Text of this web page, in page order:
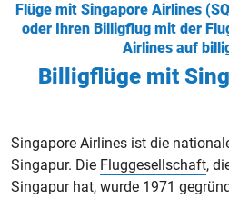
Flüge mit Singapore Airlines
oder Ihren Billigflug mit der
Airlines auf
Billigflüge mit
Singapore Airlines ist die
Singapur. Die Fluggesellschaft,
Singapur hat, wurde 1971